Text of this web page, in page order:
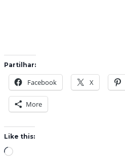
Partilhar:
Facebook X
More
Like this:
L